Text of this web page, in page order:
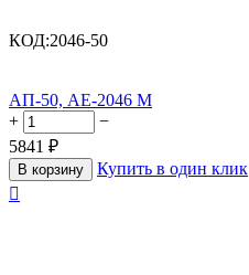
КОД:2046-50
АП-50, АЕ-2046 М
+
−
5841 ₽
В корзину
Купить в один клик
